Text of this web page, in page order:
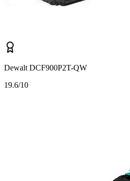
Dewalt DCF900P2T-QW
19.6/10